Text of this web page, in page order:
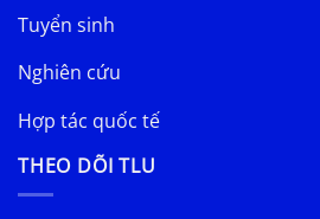
Tuyển sinh
Nghiên cứu
Hợp tác quốc tế
THEO DÕI TLU